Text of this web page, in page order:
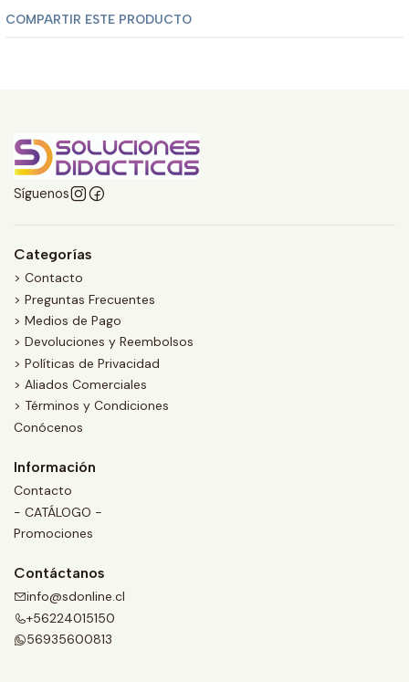
COMPARTIR ESTE PRODUCTO
Síguenos
Categorías
> Contacto
> Preguntas Frecuentes
> Medios de Pago
> Devoluciones y Reembolsos
> Políticas de Privacidad
> Aliados Comerciales
> Términos y Condiciones
Conócenos
Información
Contacto
- CATÁLOGO -
Promociones
Contáctanos
info@sdonline.cl
+56224015150
56935600813